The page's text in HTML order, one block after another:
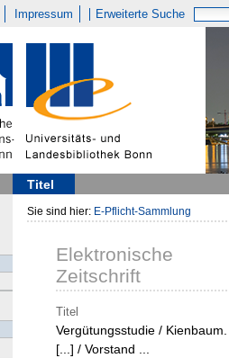
Impressum Erweiterte Suche
Titel
Sie sind hier: E-Pflicht-Sammlung
Elektronische
Zeitschrift
Titel
Vergütungsstudie / Kienbaum.
[...] / Vorstand ...